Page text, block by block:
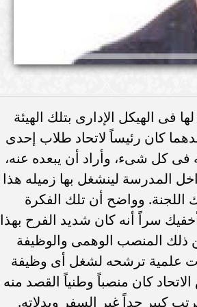
الهيكل الإدارى بتلك الهيئة
كان رئيساً لاتحاد طلاب إحدى
فى كل شىء، وأراد أن يبعده عنه،
المدرسة لينشغل بها زميله هذا
اللجنة. وواضح أن تلك الفكرة
سراً أنه كان شديد الفرح بهذا
المنصب الوهمى والوظيفة
علمية ترشحه لشغل أى وظيفة
كان منصباً وطنياً القصد منه
كبير جداً غير السفر وبدلاته.